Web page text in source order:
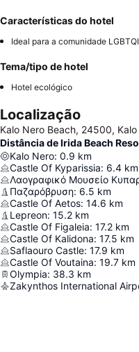
Características do hotel
Tema/tipo de hotel
Hotel ecológico
Localização
Kalo Nero Beach, 24500,
Distância de Irida Beach
Kalo Nero: 0.9 km
Castle Of Kyparissia: 6.4 km
Λαογραφικό Μουσείο
Παζαρόβρυση: 6.5 km
Castle Of Aetos: 14.6 km
Lepreon: 15.2 km
Castle Of Figaleia: 17.2 km
Castle Of Kalidona: 17.5 km
Saflaouro Castle: 17.9 km
Castle Of Voutaina: 19.7 km
Olympia: 38.3 km
Zakynthos International